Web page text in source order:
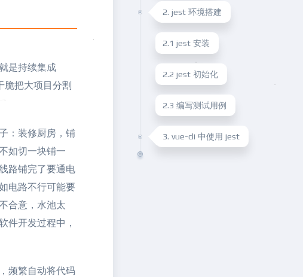
是持续集成
脆把大项目分割
：装修厨房，铺
如切一块铺一
路铺完了要通电
电路不行可能要
合意，水池太
件开发过程中，
频繁自动将代码
2. jest 环境搭建
2.1 jest 安装
2.2 jest 初始化
2.3 编写测试用例
3. vue-cli 中使用 jest